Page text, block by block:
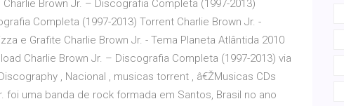
Brown Jr. – Discografia Completa (1997-2013)
Completa (1997-2013) Torrent Charlie Brown Jr. -
e Grafite Charlie Brown Jr. - Tema Planeta Atlântida 2010
Charlie Brown Jr. – Discografia Completa (1997-2013) via
, Nacional , musicas torrent , â€ŽMusicas CDs
foi uma banda de rock formada em Santos, Brasil no ano